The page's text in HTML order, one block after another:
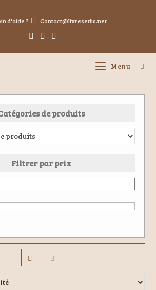
d'aide ? Contact@livresetlis.net
Menu
de produits
Filtrer par prix